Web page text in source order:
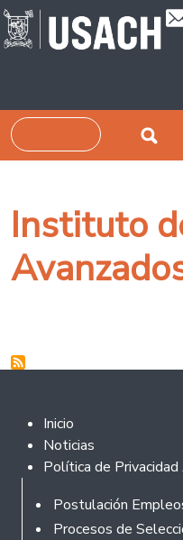
Passar para o conteúdo
Pesquisar
Instituto
Footer 2
Inicio
Noticias
Política de
Rodapé
Postulación
Procesos de